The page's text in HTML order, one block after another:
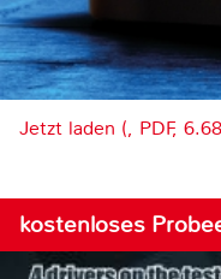
Jetzt laden (, PDF,
kostenloses